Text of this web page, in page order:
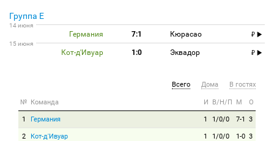
Группа E
14 июня
Германия 7:1 Кюрасао
15 июня
Кот-д'Ивуар 1:0 Эквадор
Всего Дома В гостях
№ Команда И В/Н/П М О
1 Германия 1 1/0/0 7-1 3
2 Кот-д'Ивуар 1 1/0/0 1-0 3